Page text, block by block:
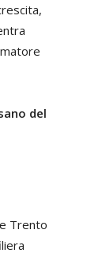
del
Trento